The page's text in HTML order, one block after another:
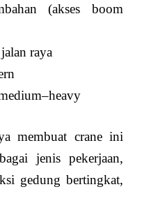
(akses boom
raya
membuat crane ini
jenis pekerjaan,
gedung bertingkat,